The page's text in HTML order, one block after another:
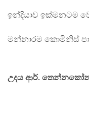
ඉන්දියාව ඉක්මනටම
මන්නාරම කොමිනිස්
උදය ආර්.